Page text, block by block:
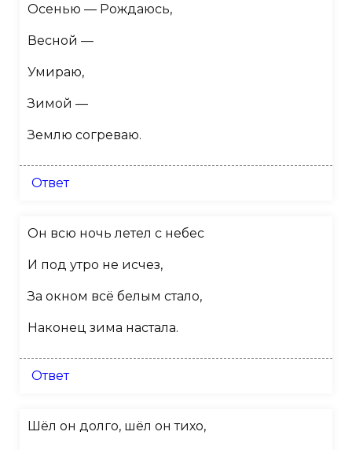
Осенью — Рождаюсь,
Весной —
Умираю,
Зимой —
Землю согреваю.
Ответ
Он всю ночь летел с небес
И под утро не исчез,
За окном всё белым стало,
Наконец зима настала.
Ответ
Шёл он долго, шёл он тихо,